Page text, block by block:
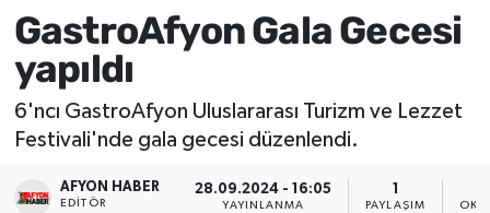
GastroAfyon Gala Gecesi
yapıldı
6'ncı GastroAfyon Uluslararası Turizm ve Lezzet
Festivali'nde gala gecesi düzenlendi.
AFYON HABER
EDITÖR
28.09.2024 - 16:05
YAYINLANMA PAYLAŞIM
Sağlık
Eğitim
Sivil Toplum
Ekonomi